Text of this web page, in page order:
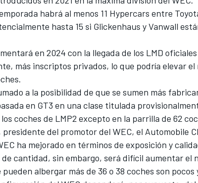
habrá al menos 11 Hypercars entre
hasta 15 si Glickenhaus y Vanwall
en 2024 con la llegada de los LMD
más inscriptos privados, lo que podría elevar
a la posibilidad de que se sumen más
en GT3 en una clase titulada
coches de LMP2 excepto en la parrilla de 62
presidente del promotor del WEC, el Automobile
ha mejorado en términos de exposición y
cantidad, sin embargo, será difícil aumentar el
albergar más de 36 o 38 coches son